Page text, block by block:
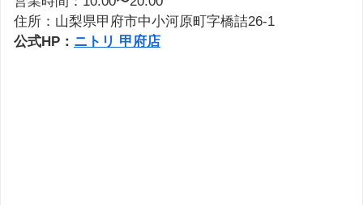
住所：山梨県甲府市中小河原町字橋詰26-1
公式HP： ニトリ 甲府店